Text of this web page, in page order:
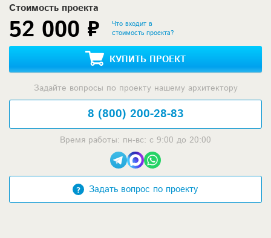
Стоимость проекта
52 000 ₽
Что входит в
стоимость проекта?
КУПИТЬ ПРОЕКТ
Задайте вопросы по проекту нашему архитектору
8 (800) 200-28-83
Время работы: пн-вс: с 9:00 до 20:00
Задать вопрос по проекту